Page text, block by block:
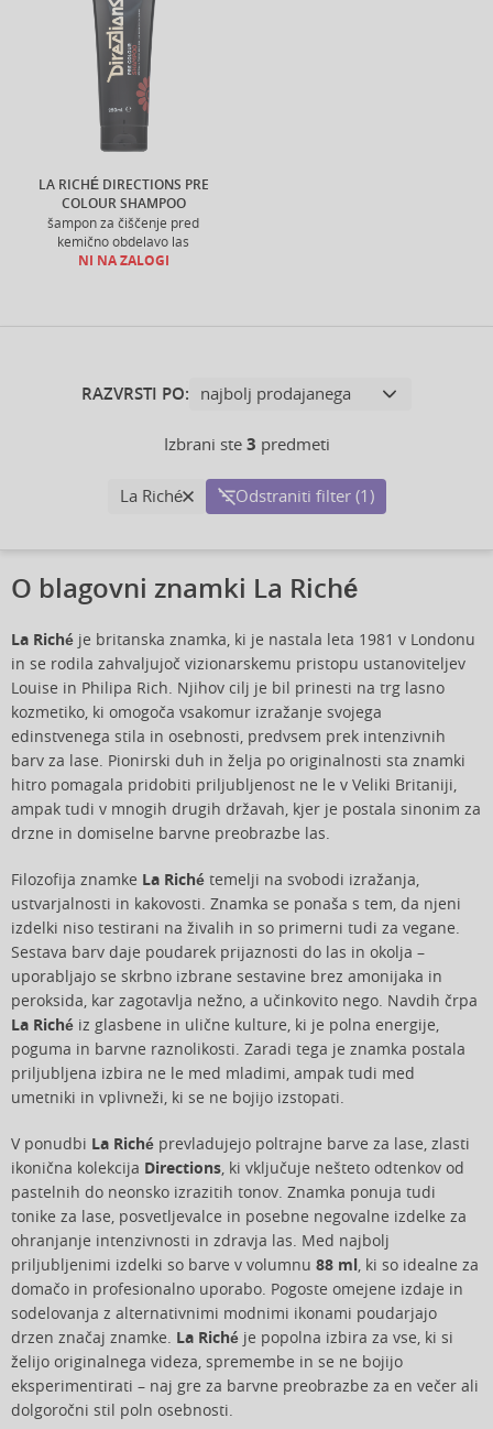
LA RICHÉ DIRECTIONS PRE
COLOUR SHAMPOO
šampon za čiščenje pred
kemično obdelavo las
NI NA ZALOGI
RAZVRSTI PO:
Izbrani ste 3 predmeti
La Riché Odstraniti filter (1)
O blagovni znamki La Riché
La Riché je britanska znamka, ki je nastala leta 1981 v Londonu
in se rodila zahvaljujoč vizionarskemu pristopu ustanoviteljev
Louise in Philipa Rich. Njihov cilj je bil prinesti na trg lasno
kozmetiko, ki omogoča vsakomur izražanje svojega
edinstvenega stila in osebnosti, predvsem prek intenzivnih
barv za lase. Pionirski duh in želja po originalnosti sta znamki
hitro pomagala pridobiti priljubljenost ne le v Veliki Britaniji,
ampak tudi v mnogih drugih državah, kjer je postala sinonim za
drzne in domiselne barvne preobrazbe las.
Filozofija znamke La Riché temelji na svobodi izražanja,
ustvarjalnosti in kakovosti. Znamka se ponaša s tem, da njeni
izdelki niso testirani na živalih in so primerni tudi za vegane.
Sestava barv daje poudarek prijaznosti do las in okolja –
uporabljajo se skrbno izbrane sestavine brez amonijaka in
peroksida, kar zagotavlja nežno, a učinkovito nego. Navdih črpa
La Riché iz glasbene in ulične kulture, ki je polna energije,
poguma in barvne raznolikosti. Zaradi tega je znamka postala
priljubljena izbira ne le med mladimi, ampak tudi med
umetniki in vplivneži, ki se ne bojijo izstopati.
V ponudbi La Riché prevladujejo poltrajne barve za lase, zlasti
ikonična kolekcija Directions, ki vključuje nešteto odtenkov od
pastelnih do neonsko izrazitih tonov. Znamka ponuja tudi
tonike za lase, posvetljevalce in posebne negovalne izdelke za
ohranjanje intenzivnosti in zdravja las. Med najbolj
priljubljenimi izdelki so barve v volumnu 88 ml, ki so idealne za
domačo in profesionalno uporabo. Pogoste omejene izdaje in
sodelovanja z alternativnimi modnimi ikonami poudarjajo
drzen značaj znamke. La Riché je popolna izbira za vse, ki si
želijo originalnega videza, spremembe in se ne bojijo
eksperimentirati – naj gre za barvne preobrazbe za en večer ali
dolgoročni stil poln osebnosti.